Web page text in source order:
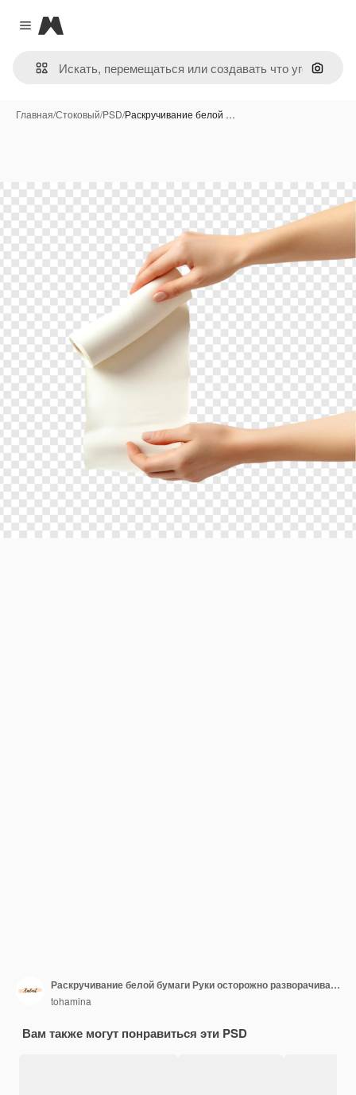
Close menu
Magnific
Поиск
Главная/Стоковый/PSD/Раскручивание белой …
Раскручивание белой бумаги Руки осторожно разворачивают чистый лист
tohamina
Вам также могут понравиться эти PSD